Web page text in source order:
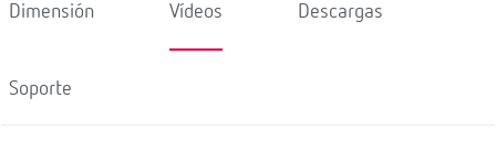
Dimensión Vídeos Descargas
Soporte